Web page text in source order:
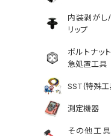
内装剥がし/
リップ
ボルトナッ
急処置工具
SST(特殊工
測定機器
その他工